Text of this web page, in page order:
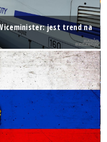
jest trend na